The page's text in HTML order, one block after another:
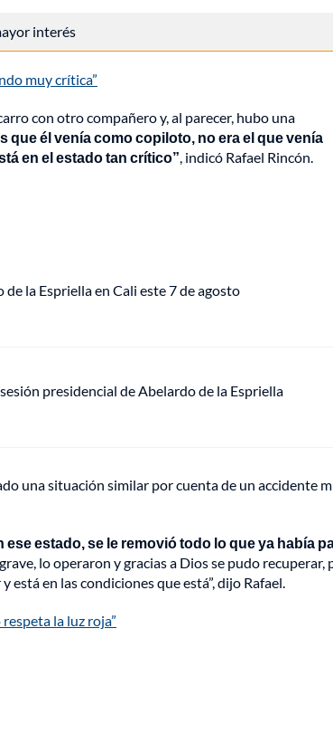
interés
muy crítica”
con otro compañero y, al parecer, hubo una
que él venía como copiloto, no era el que venía
en el estado tan crítico”, indicó Rafael Rincón.
la Espriella en Cali este 7 de agosto
presidencial de Abelardo de la Espriella
una situación similar por cuenta de un accidente
estado, se le removió todo lo que ya había
lo operaron y gracias a Dios se pudo recuperar,
en las condiciones que está”, dijo Rafael.
la luz roja”